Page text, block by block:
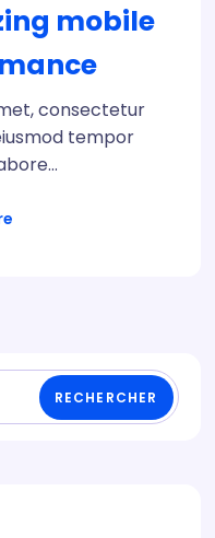
mobile
consectetur
tempor
RECHERCHER